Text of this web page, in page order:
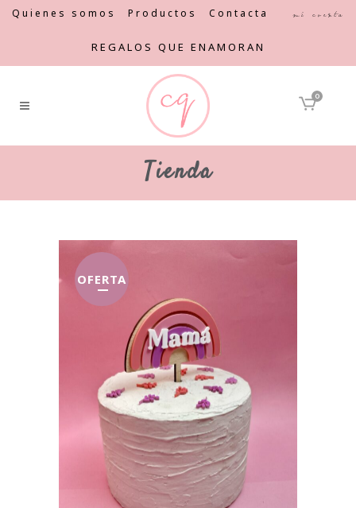
Quienes somos Productos Contacta Mi cuenta
REGALOS QUE ENAMORAN
0
Tienda
OFERTA